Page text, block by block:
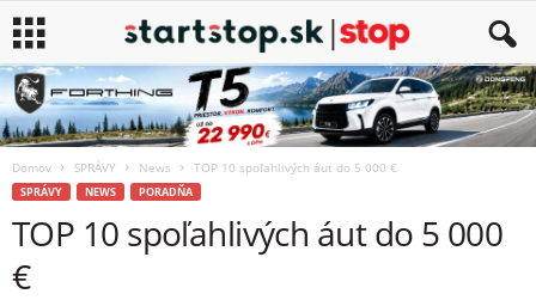
Domov SPRÁVY News TOP 10 spoľahlivých áut do 5 000 €
SPRÁVY NEWS PORADŇA
TOP 10 spoľahlivých áut do 5 000
€